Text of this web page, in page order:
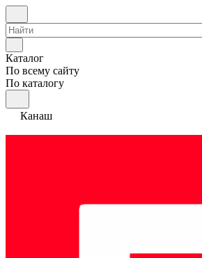
Каталог
По всему сайту
По каталогу
Канаш